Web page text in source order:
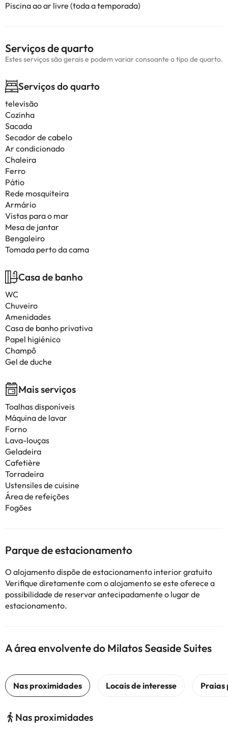
Piscina ao ar livre (toda a temporada)
Serviços de quarto
Estes serviços são gerais e podem variar consoante o tipo de quarto.
Serviços do quarto
televisão
Cozinha
Sacada
Secador de cabelo
Ar condicionado
Chaleira
Ferro
Pátio
Rede mosquiteira
Armário
Vistas para o mar
Mesa de jantar
Bengaleiro
Tomada perto da cama
Casa de banho
WC
Chuveiro
Amenidades
Casa de banho privativa
Papel higiénico
Champô
Gel de duche
Mais serviços
Toalhas disponíveis
Máquina de lavar
Forno
Lava-louças
Geladeira
Cafetière
Torradeira
Ustensiles de cuisine
Área de refeições
Fogões
Parque de estacionamento
O alojamento dispõe de estacionamento interior gratuito
Verifique diretamente com o alojamento se este oferece a
possibilidade de reservar antecipadamente o lugar de
estacionamento.
A área envolvente do Milatos Seaside Suites
Nas proximidades